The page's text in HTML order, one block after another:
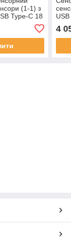
(1-1) з
Type-C 18
LIVOLO
USB
4